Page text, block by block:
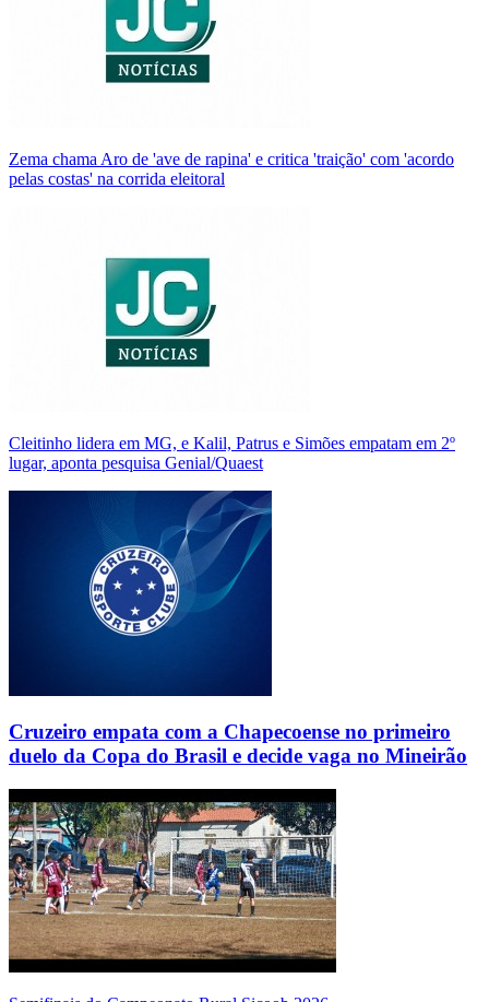
Zema chama Aro de 'ave de rapina' e critica 'traição' com 'acordo
pelas costas' na corrida eleitoral
Cleitinho lidera em MG, e Kalil, Patrus e Simões empatam em 2º
lugar, aponta pesquisa Genial/Quaest
Cruzeiro empata com a Chapecoense no primeiro
duelo da Copa do Brasil e decide vaga no Mineirão